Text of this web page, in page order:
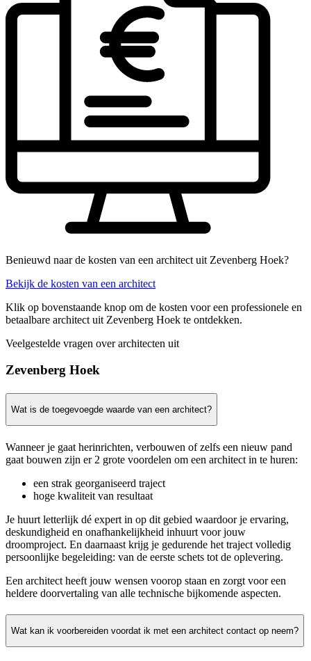
Benieuwd naar de kosten van een architect uit Zevenberg Hoek?
Bekijk de kosten van een architect
Klik op bovenstaande knop om de kosten voor een professionele en
betaalbare architect uit Zevenberg Hoek te ontdekken.
Veelgestelde vragen over architecten uit
Zevenberg Hoek
Wat is de toegevoegde waarde van een architect?
Wanneer je gaat herinrichten, verbouwen of zelfs een nieuw pand
gaat bouwen zijn er 2 grote voordelen om een architect in te huren:
een strak georganiseerd traject
hoge kwaliteit van resultaat
Je huurt letterlijk dé expert in op dit gebied waardoor je ervaring,
deskundigheid en onafhankelijkheid inhuurt voor jouw
droomproject. En daarnaast krijg je gedurende het traject volledig
persoonlijke begeleiding: van de eerste schets tot de oplevering.
Een architect heeft jouw wensen voorop staan en zorgt voor een
heldere doorvertaling van alle technische bijkomende aspecten.
Wat kan ik voorbereiden voordat ik met een architect contact op neem?